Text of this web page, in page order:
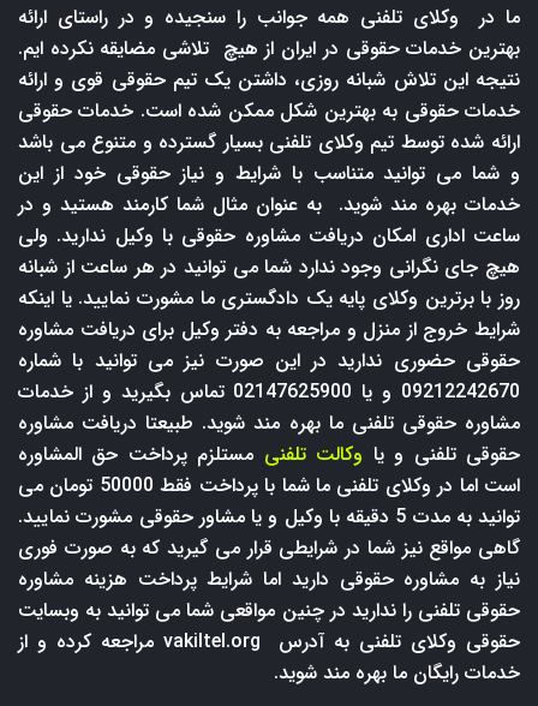
ما در وکلای تلفنی همه جوانب را سنجیده و در راستای ارائه
بهترین خدمات حقوقی در ایران از هیچ تلاشی مضایقه نکرده ایم.
نتیجه این تلاش شبانه روزی، داشتن یک تیم حقوقی قوی و ارائه
خدمات حقوقی به بهترین شکل ممکن شده است. خدمات حقوقی
ارائه شده توسط تیم وکلای تلفنی بسیار گسترده و متنوع می باشد
و شما می توانید متناسب با شرایط و نیاز حقوقی خود از این
خدمات بهره مند شوید. به عنوان مثال شما کارمند هستید و در
ساعت اداری امکان دریافت مشاوره حقوقی با وکیل ندارید. ولی
هیچ جای نگرانی وجود ندارد شما می توانید در هر ساعت از شبانه
روز با برترین وکلای پایه یک دادگستری ما مشورت نمایید. یا اینکه
شرایط خروج از منزل و مراجعه به دفتر وکیل برای دریافت مشاوره
حقوقی حضوری ندارید در این صورت نیز می توانید با شماره
09212242670 و یا 02147625900 تماس بگیرید و از خدمات
مشاوره حقوقی تلفنی ما بهره مند شوید. طبیعتا دریافت مشاوره
حقوقی تلفنی و یا وکالت تلفنی مستلزم پرداخت حق المشاوره
است اما در وکلای تلفنی ما شما با پرداخت فقط 50000 تومان می
توانید به مدت 5 دقیقه با وکیل و یا مشاور حقوقی مشورت نمایید.
گاهی مواقع نیز شما در شرایطی قرار می گیرید که به صورت فوری
نیاز به مشاوره حقوقی دارید اما شرایط پرداخت هزینه مشاوره
حقوقی تلفنی را ندارید در چنین مواقعی شما می توانید به وبسایت
حقوقی وکلای تلفنی به آدرس
vakiltel.org مراجعه کرده و از
خدمات رایگان ما بهره مند شوید.